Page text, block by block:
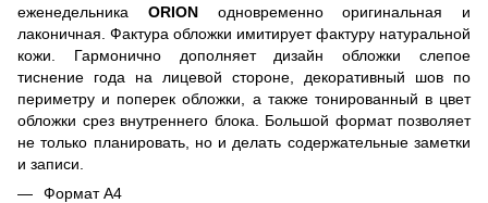
еженедельника ORION одновременно оригинальная и
лаконичная. Фактура обложки имитирует фактуру натуральной
кожи. Гармонично дополняет дизайн обложки слепое
тиснение года на лицевой стороне, декоративный шов по
периметру и поперек обложки, а также тонированный в цвет
обложки срез внутреннего блока. Большой формат позволяет
не только планировать, но и делать содержательные заметки
и записи.
Формат А4